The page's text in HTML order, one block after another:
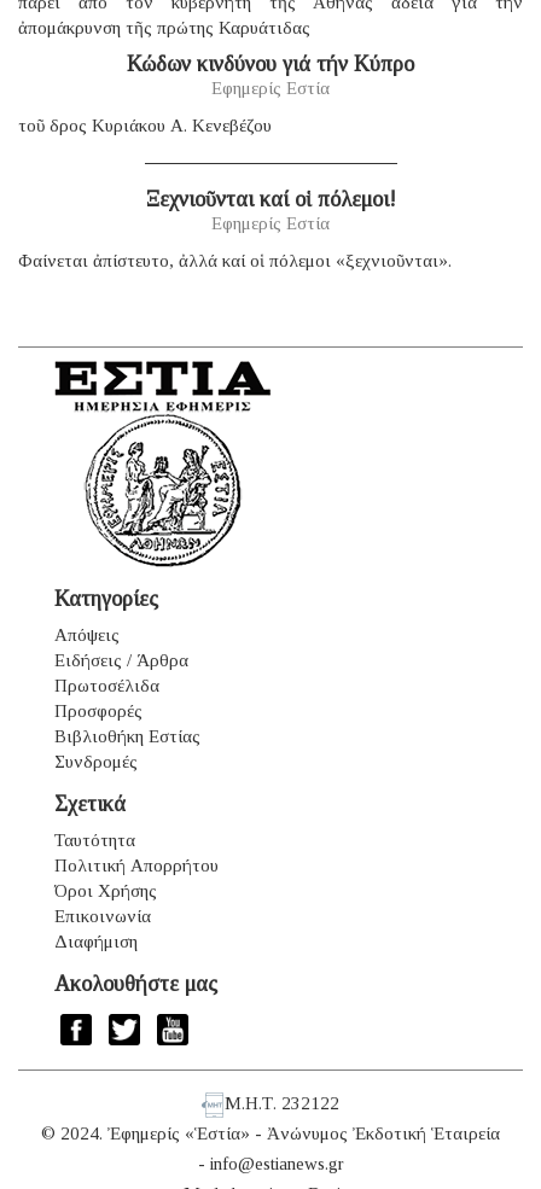
ἀπομάκρυνση τῆς πρώτης Καρυάτιδας
Κώδων κινδύνου γιά τήν Κύπρο
Εφημερίς Εστία
τοῦ δρος Κυριάκου Α. Κενεβέζου
Ξεχνιοῦνται καί οἱ πόλεμοι!
Εφημερίς Εστία
Φαίνεται ἀπίστευτο, ἀλλά καί οἱ πόλεμοι «ξεχνιοῦνται».
Κατηγορίες
Απόψεις
Ειδήσεις / Άρθρα
Πρωτοσέλιδα
Προσφορές
Βιβλιοθήκη Εστίας
Συνδρομές
Σχετικά
Ταυτότητα
Πολιτική Απορρήτου
Όροι Χρήσης
Επικοινωνία
Διαφήμιση
Ακολουθήστε μας
Μ.Η.Τ. 232122
© 2024. Ἐφημερίς «Ἑστία» - Ἀνώνυμος Ἐκδοτική Ἑταιρεία
- info@estianews.gr